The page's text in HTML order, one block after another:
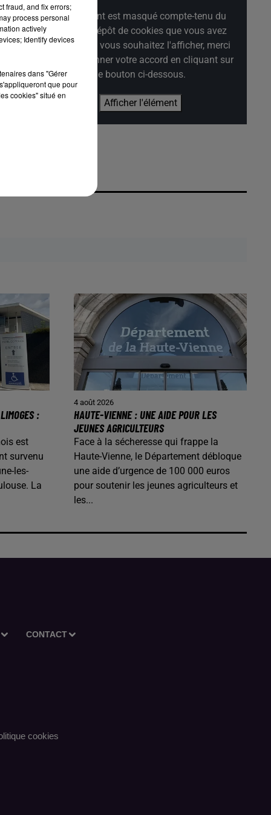
Cet élément est masqué compte-tenu du
refus du dépôt de cookies que vous avez
exprimé. Si vous souhaitez l'afficher, merci
de nous donner votre accord en cliquant sur
le bouton ci-dessous.
Afficher l'élément
:
est
survenu
les-
La
4 août 2026
HAUTE-VIENNE : UNE AIDE POUR LES
JEUNES AGRICULTEURS
Face à la sécheresse qui frappe la
Haute-Vienne, le Département débloque
une aide d’urgence de 100 000 euros
pour soutenir les jeunes agriculteurs et
les...
CONTACT
cookies
fraud, and fix errors;
process personal
actively
Identify devices
dans "Gérer
que pour
cookies" situé en